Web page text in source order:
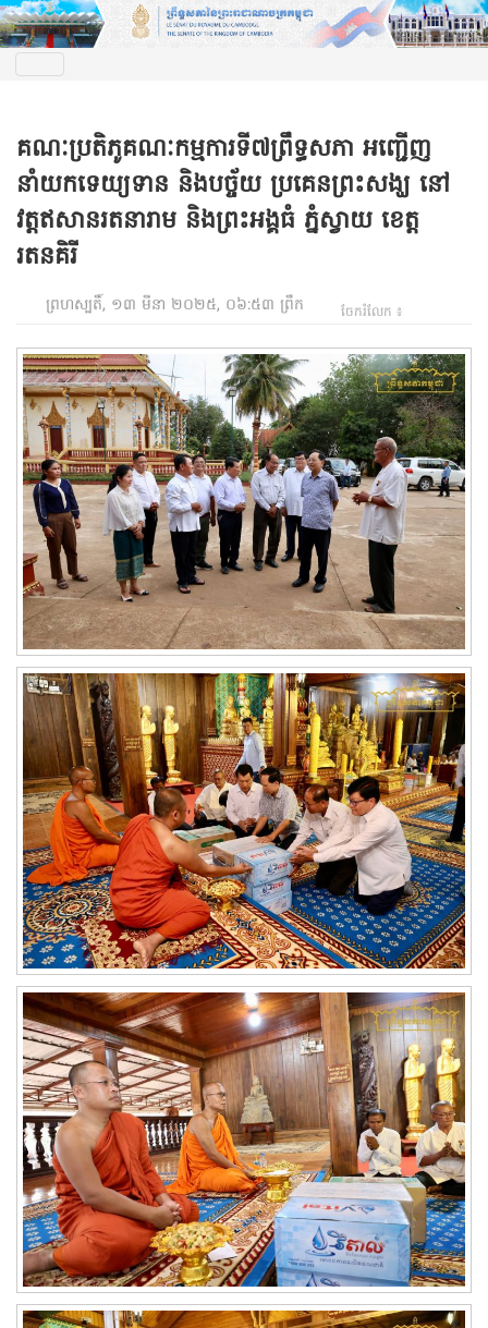
គណៈប្រតិភូគណៈកម្មការទី៧ព្រឹទ្ធសភា អញ្ជើញ
នាំយកទេយ្យទាន និងបច្ច័យ ប្រគេនព្រះសង្ឃ នៅ
វត្តឥសានរតនារាម និងព្រះអង្គធំ ភ្នំស្វាយ ខេត្ត
រតនគិរី
ព្រហស្បតិ៍, ១៣ មីនា ២០២៥, ០៦:៥៣ ព្រឹក ចែករំលែក ៖